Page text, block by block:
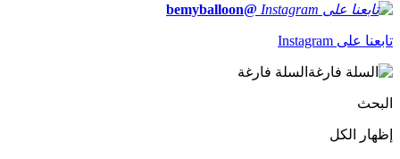
@bemyballoon
تابعنا على Instagram
السلة فارغة
البحث
إظهار الكل